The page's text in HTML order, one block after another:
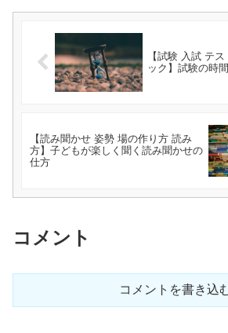
【試験 入試 テ
ック】試験の時
【読み聞かせ 姿勢 場の作り方 読み
方】子どもが楽しく聞く読み聞かせの
仕方
コメント
コメントを書き込